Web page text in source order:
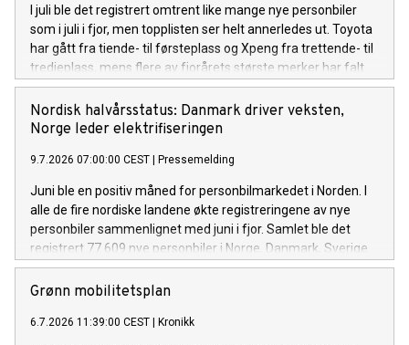
I juli ble det registrert omtrent like mange nye personbiler
som i juli i fjor, men topplisten ser helt annerledes ut. Toyota
har gått fra tiende- til førsteplass og Xpeng fra trettende- til
tredjeplass, mens flere av fjorårets største merker har falt
tilbake.
Nordisk halvårsstatus: Danmark driver veksten,
Norge leder elektrifiseringen
9.7.2026 07:00:00 CEST Pressemelding
Juni ble en positiv måned for personbilmarkedet i Norden. I
alle de fire nordiske landene økte registreringene av nye
personbiler sammenlignet med juni i fjor. Samlet ble det
registrert 77 609 nye personbiler i Norge, Danmark, Sverige
og Finland.
Grønn mobilitetsplan
6.7.2026 11:39:00 CEST Kronikk